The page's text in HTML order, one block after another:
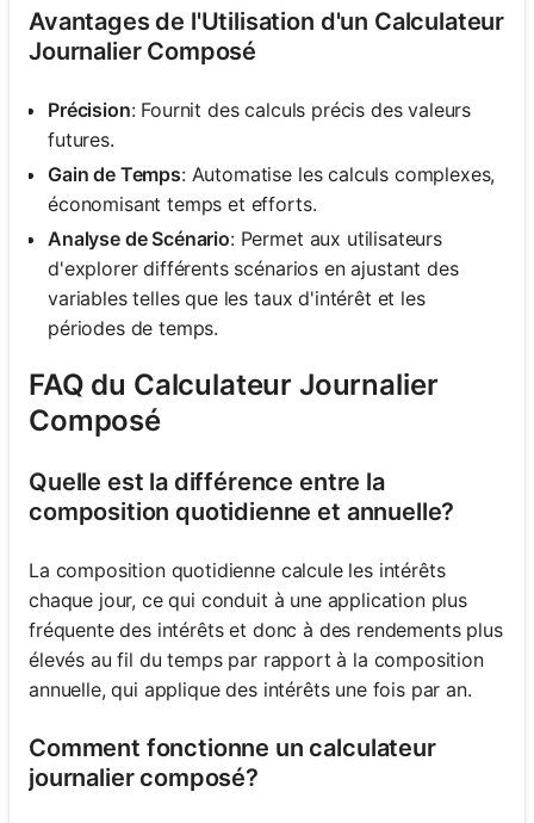
Avantages de l'Utilisation d'un Calculateur
Journalier Composé
Précision: Fournit des calculs précis des valeurs
futures.
Gain de Temps: Automatise les calculs complexes,
économisant temps et efforts.
Analyse de Scénario: Permet aux utilisateurs
d'explorer différents scénarios en ajustant des
variables telles que les taux d'intérêt et les
périodes de temps.
FAQ du Calculateur Journalier
Composé
Quelle est la différence entre la
composition quotidienne et annuelle?
La composition quotidienne calcule les intérêts
chaque jour, ce qui conduit à une application plus
fréquente des intérêts et donc à des rendements plus
élevés au fil du temps par rapport à la composition
annuelle, qui applique des intérêts une fois par an.
Comment fonctionne un calculateur
journalier composé?